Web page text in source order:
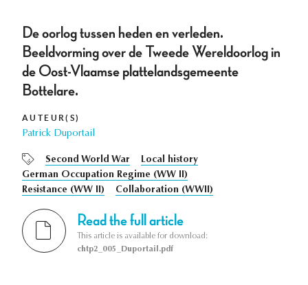
De oorlog tussen heden en verleden.
Beeldvorming over de Tweede Wereldoorlog in
de Oost-Vlaamse plattelandsgemeente
Bottelare.
AUTEUR(S)
Patrick Duportail
Second World War
Local history
German Occupation Regime (WW II)
Resistance (WW II)
Collaboration (WWII)
Read the full article
This article is available for download:
chtp2_005_Duportail.pdf